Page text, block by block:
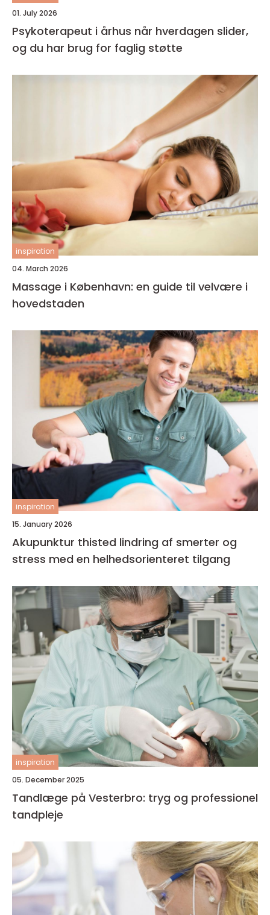
01. July 2026
Psykoterapeut i århus når hverdagen slider,
og du har brug for faglig støtte
inspiration
04. March 2026
Massage i København: en guide til velvære i
hovedstaden
inspiration
15. January 2026
Akupunktur thisted lindring af smerter og
stress med en helhedsorienteret tilgang
inspiration
05. December 2025
Tandlæge på Vesterbro: tryg og professionel
tandpleje